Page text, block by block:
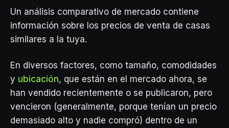
Un análisis comparativo de mercado contiene
información sobre los precios de venta de casas
similares a la tuya.
En diversos factores, como tamaño, comodidades
y ubicación, que están en el mercado ahora, se
han vendido recientemente o se publicaron, pero
vencieron (generalmente, porque tenían un precio
demasiado alto y nadie compró) dentro de un